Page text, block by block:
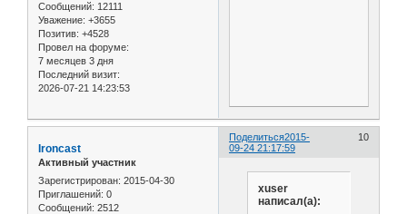
Сообщений: 12111
Уважение: +3655
Позитив: +4528
Провел на форуме:
7 месяцев 3 дня
Последний визит:
2026-07-21 14:23:53
Поделиться 10
2015-
09-24 21:17:59
Ironcast
Активный участник
Зарегистрирован: 2015-04-30
Приглашений: 0
Сообщений: 2512
xuser
написал(а):